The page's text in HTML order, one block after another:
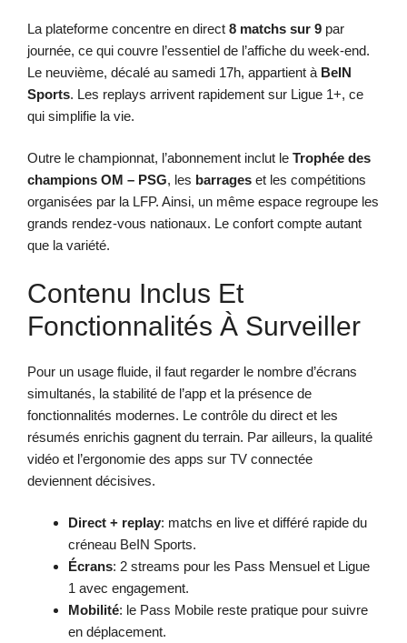
La plateforme concentre en direct 8 matchs sur 9 par
journée, ce qui couvre l’essentiel de l’affiche du week-end.
Le neuvième, décalé au samedi 17h, appartient à BeIN
Sports. Les replays arrivent rapidement sur Ligue 1+, ce
qui simplifie la vie.
Outre le championnat, l’abonnement inclut le Trophée des
champions OM – PSG, les barrages et les compétitions
organisées par la LFP. Ainsi, un même espace regroupe les
grands rendez-vous nationaux. Le confort compte autant
que la variété.
Contenu Inclus Et
Fonctionnalités À Surveiller
Pour un usage fluide, il faut regarder le nombre d’écrans
simultanés, la stabilité de l’app et la présence de
fonctionnalités modernes. Le contrôle du direct et les
résumés enrichis gagnent du terrain. Par ailleurs, la qualité
vidéo et l’ergonomie des apps sur TV connectée
deviennent décisives.
Direct + replay: matchs en live et différé rapide du
créneau BeIN Sports.
Écrans: 2 streams pour les Pass Mensuel et Ligue
1 avec engagement.
Mobilité: le Pass Mobile reste pratique pour suivre
en déplacement.